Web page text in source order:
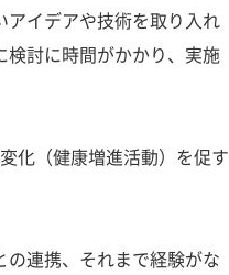
イデアや技術を取り入れ
検討に時間がかかり、実施
化（健康増進活動）を促す
連携、それまで経験がな